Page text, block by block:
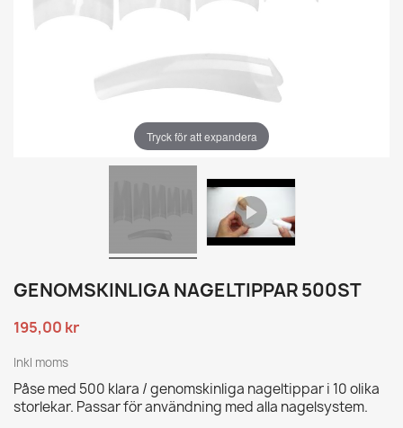
Tryck för att expandera
GENOMSKINLIGA NAGELTIPPAR 500ST
195,00 kr
Inkl moms
Påse med 500 klara / genomskinliga nageltippar i 10 olika
storlekar. Passar för användning med alla nagelsystem.